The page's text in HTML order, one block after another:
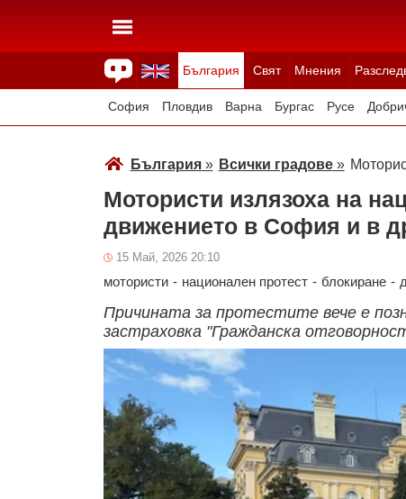
България Свят Мнения
Здраве Времето Анкети Вицове Куизове
София Пловдив Варна Бургас Русе
България» Всички градове»
Мотористи излязоха на
движението в София и в
15 Май, 2026 20:10
мотористи - национален протест - блокиране -
Причината за протестите вече е
застраховка "Гражданска